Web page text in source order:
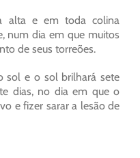
alta e em toda colina
num dia em que muitos
de seus torreões.
sol e o sol brilhará sete
dias, no dia em que o
e fizer sarar a lesão de